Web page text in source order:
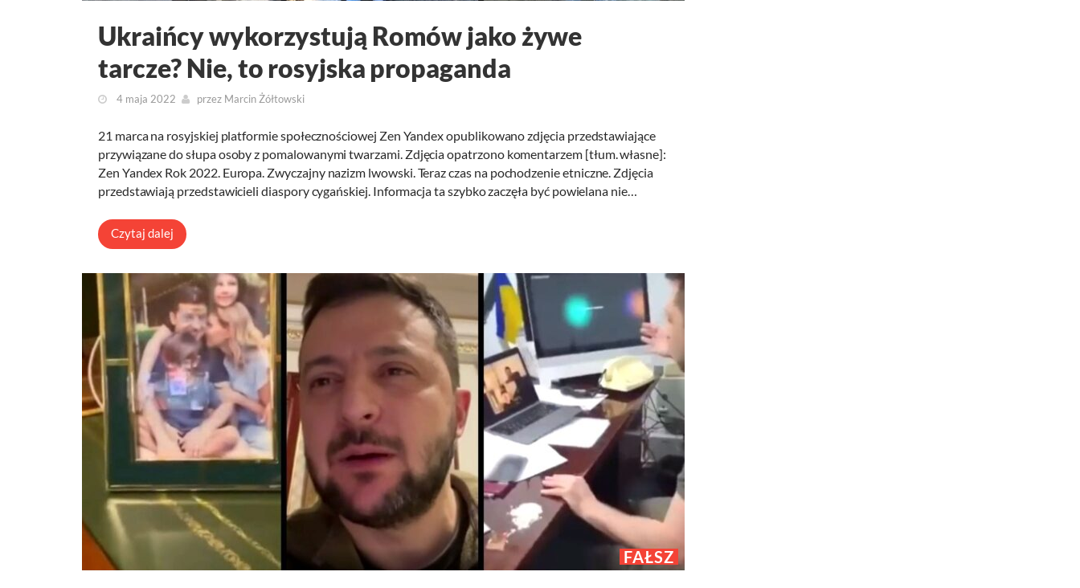
Ukraińcy wykorzystują Romów jako żywe
tarcze? Nie, to rosyjska propaganda
4 maja 2022 przez Marcin Żółtowski
21 marca na rosyjskiej platformie społecznościowej Zen Yandex opublikowano zdjęcia przedstawiające
przywiązane do słupa osoby z pomalowanymi twarzami. Zdjęcia opatrzono komentarzem [tłum. własne]:
Zen Yandex Rok 2022. Europa. Zwyczajny nazizm lwowski. Teraz czas na pochodzenie etniczne. Zdjęcia
przedstawiają przedstawicieli diaspory cygańskiej. Informacja ta szybko zaczęła być powielana nie…
Czytaj dalej
FAŁSZ